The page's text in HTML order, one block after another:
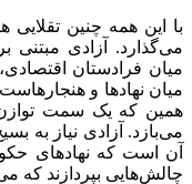
با این همه چنین
می‌گذارد. آزادی مبتنی
میان فرادستان
میان نهادها و
همین که یک سمت توازن
می‌بازد. آزادی نیاز به
آن است که نهادهای
چالش‌هایی بپردازند که